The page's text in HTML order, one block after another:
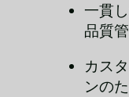
一貫
品質
カス
ンの